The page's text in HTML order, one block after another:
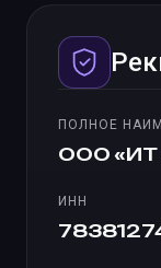
ПОЛНОЕ
ООО
ИНН